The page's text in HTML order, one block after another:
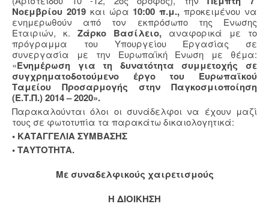
Νοεμβρίου 2019και ώρα 10:00 π.μ., προκειμένου να
ενημερωθούν από τον εκπρόσωπο της Ενωσης
Εταιριών, κ. Ζάρκο Βασίλειο, αναφορικά με το
πρόγραμμα του Υπουργείου Εργασίας σε
συνεργασία με την Ευρωπαϊκή Ενωση με θέμα:
«Ενημέρωση για τη δυνατότητα συμμετοχής σε
συγχρηματοδοτούμενο έργο του Ευρωπαϊκού
Ταμείου Προσαρμογής στην Παγκοσμιοποίηση
(Ε.Τ.Π.) 2014 – 2020».
Παρακαλούνται όλοι οι συνάδελφοι να έχουν μαζί
τους σε φωτοτυπία τα παρακάτω δικαιολογητικά:
• KAΤΑΓΓΕΛΙΑ ΣΥΜΒΑΣΗΣ
• ΤΑΥΤΟΤΗΤΑ.
Με συναδελφικούς χαιρετισμούς
Η ΔΙΟΙΚΗΣΗ